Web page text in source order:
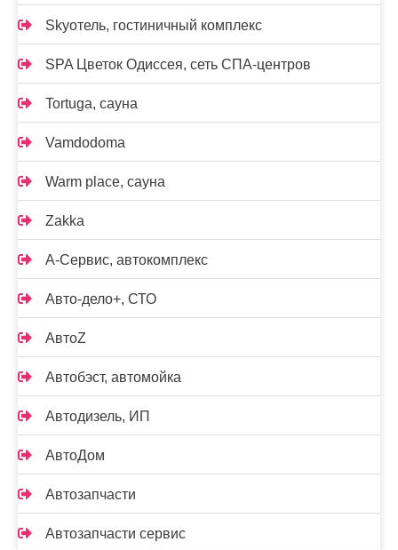
Skyотель, гостиничный комплекс
SPA Цветок Одиссея, сеть СПА-центров
Tortuga, сауна
Vamdodoma
Warm place, сауна
Zakka
А-Сервис, автокомплекс
Авто-дело+, СТО
АвтоZ
Автобэст, автомойка
Автодизель, ИП
АвтоДом
Автозапчасти
Автозапчасти сервис